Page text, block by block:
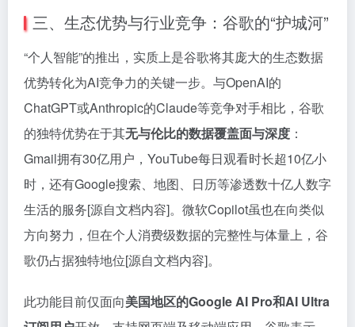
三、生态优势与行业竞争：谷歌的“护城河”
“个人智能”的推出，实质上是谷歌将其庞大的生态数据
优势转化为AI竞争力的关键一步。与OpenAI的
ChatGPT或Anthropic的Claude等竞争对手相比，谷歌
的独特优势在于其无与伦比的数据覆盖面与深度 ：
Gmail拥有30亿用户，YouTube每日观看时长超10亿小
时，还有Google搜索、地图、日历等渗透数十亿人数字
生活的服务[源自文档内容]。微软Copilot虽也在向类似
方向努力，但在个人消费级数据的完整性与体量上，谷
歌仍占据独特地位[源自文档内容]。
此功能目前仅面向美国地区的Google AI Pro和AI Ultra